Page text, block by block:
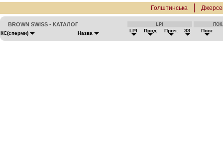
Голштинська
BROWN SWISS - КАТАЛОГ LPI
КС(сперми) Назва LPI Прод Проч. ЗЗ Повт